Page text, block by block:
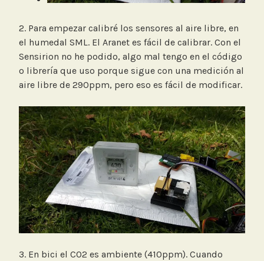
2. Para empezar calibré los sensores al aire libre, en
el humedal SML. El Aranet es fácil de calibrar. Con el
Sensirion no he podido, algo mal tengo en el código
o librería que uso porque sigue con una medición al
aire libre de 290ppm, pero eso es fácil de modificar.
3. En bici el CO2 es ambiente (410ppm). Cuando